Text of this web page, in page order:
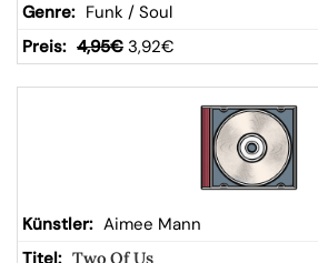
Funk / Soul
4,95€ 3,92€
Aimee Mann
Two Of Us